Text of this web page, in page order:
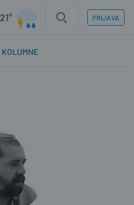
21° PRIJAVA
KOLUMNE